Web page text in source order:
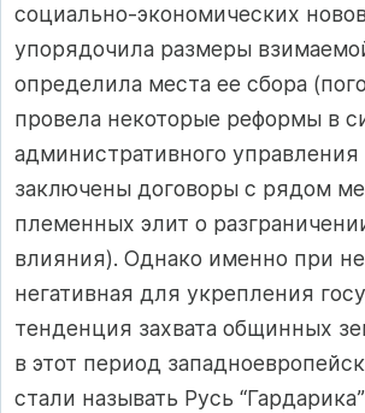
социально-экономических
упорядочила размеры
определила места ее сбора
провела некоторые реформы в
административного
заключены договоры с рядом
племенных элит о
влияния). Однако именно при
негативная для укрепления
тенденция захвата общинных
в этот период
стали называть Русь